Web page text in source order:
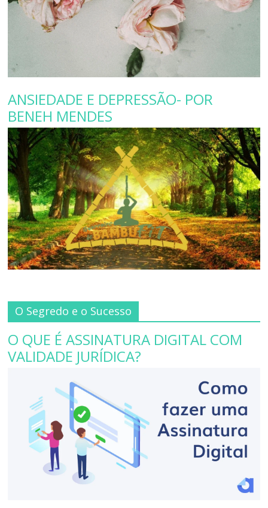
ANSIEDADE E DEPRESSÃO- POR
BENEH MENDES
O Segredo e o Sucesso
O QUE É ASSINATURA DIGITAL COM
VALIDADE JURÍDICA?